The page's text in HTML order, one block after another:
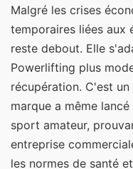
Malgré les crises
temporaires liées aux
reste debout. Elle
Powerlifting plus
récupération. C'est
marque a même
sport amateur,
entreprise
les normes de santé